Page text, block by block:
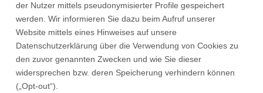
der Nutzer mittels pseudonymisierter Profile gespeichert
werden. Wir informieren Sie dazu beim Aufruf unserer
Website mittels eines Hinweises auf unsere
Datenschutzerklärung über die Verwendung von Cookies zu
den zuvor genannten Zwecken und wie Sie dieser
widersprechen bzw. deren Speicherung verhindern können
(„Opt-out“).